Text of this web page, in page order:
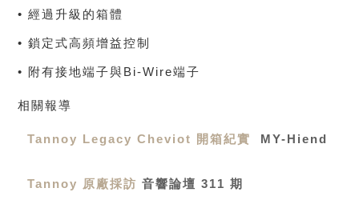
• 經過升級的箱體
• 鎖定式高頻增益控制
• 附有接地端子與Bi-Wire端子
相關報導
Tannoy Legacy Cheviot 開箱紀實 MY-Hiend
Tannoy 原廠採訪 音響論壇 311 期